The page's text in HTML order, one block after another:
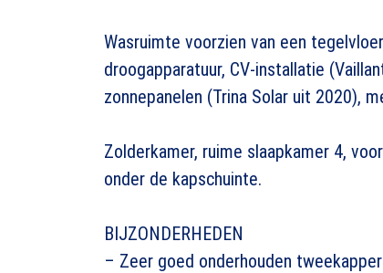
Wasruimte voorzien van een
droogapparatuur, CV-installatie
zonnepanelen (Trina Solar uit 2020),
Zolderkamer, ruime slaapkamer 4,
onder de kapschuinte.
BIJZONDERHEDEN
– Zeer goed onderhouden